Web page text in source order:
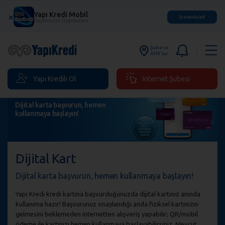
× Yapı Kredi Mobil
Hayatınızın Uygulaması
Download
Şube ve
ATM'ler
Yapı Kredili Ol İnternet Şubesi
Dijital karta başvurun, hemen
kullanmaya başlayın!
Dijital Kart
Dijital karta başvurun, hemen kullanmaya başlayın!
Yapı Kredi kredi kartına başvurduğunuzda dijital kartınız anında
kullanıma hazır! Başvurunuz onaylandığı anda fiziksel kartınızın
gelmesini beklemeden internetten alışveriş yapabilir; QR/mobil